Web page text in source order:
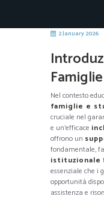
2 January 2026
Nel contesto
famiglie e
cruciale nel
e un’efficace
offrono un
fondamentale,
istituzionale
essenziale che i
opportunità
assistenza e